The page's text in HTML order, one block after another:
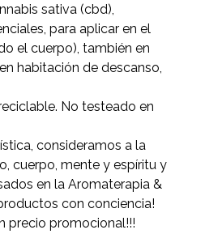
sativa (cbd),
para aplicar en el
el cuerpo), también en
habitación de descanso,
No testeado en
consideramos a la
cuerpo, mente y espíritu y
en la Aromaterapia &
con conciencia!
precio promocional!!!